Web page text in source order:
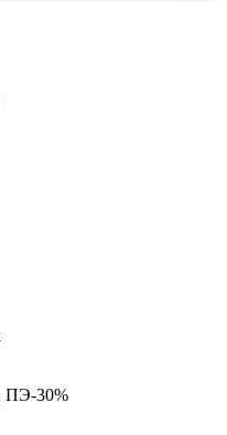
ПЭ-30%